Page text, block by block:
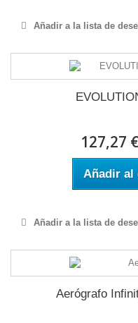
Añadir a la lista de
127,27 €
Añadir al
Añadir a la lista de
Aerógrafo